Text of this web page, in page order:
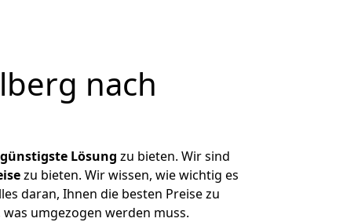
nach
günstigste Lösung zu bieten. Wir sind
zu bieten. Wir wissen, wie wichtig es
daran, Ihnen die besten Preise zu
umgezogen werden muss.